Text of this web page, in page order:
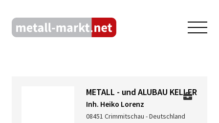
METALL - und ALUBAU KELLER
Inh. Heiko Lorenz
08451 Crimmitschau - Deutschland